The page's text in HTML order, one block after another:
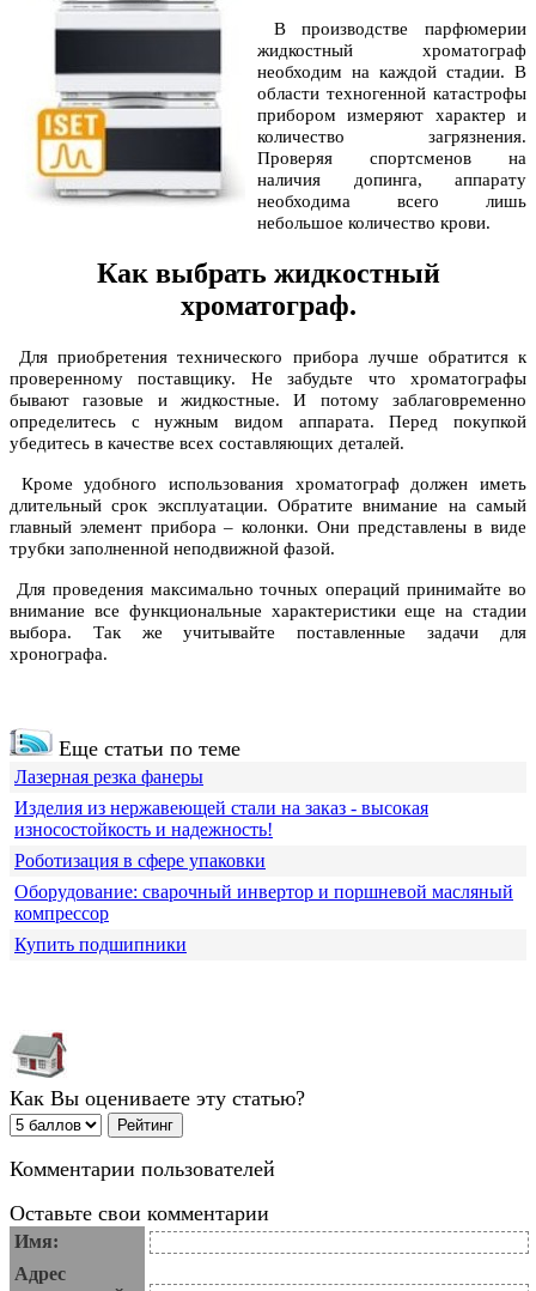
В производстве парфюмерии
жидкостный хроматограф
необходим на каждой стадии. В
области техногенной катастрофы
прибором измеряют характер и
количество загрязнения.
Проверяя спортсменов на
наличия допинга, аппарату
необходима всего лишь
небольшое количество крови.
Как выбрать жидкостный
хроматограф.
Для приобретения технического прибора лучше обратится к
проверенному поставщику. Не забудьте что хроматографы
бывают газовые и жидкостные. И потому заблаговременно
определитесь с нужным видом аппарата. Перед покупкой
убедитесь в качестве всех составляющих деталей.
Кроме удобного использования хроматограф должен иметь
длительный срок эксплуатации. Обратите внимание на самый
главный элемент прибора – колонки. Они представлены в виде
трубки заполненной неподвижной фазой.
Для проведения максимально точных операций принимайте во
внимание все функциональные характеристики еще на стадии
выбора. Так же учитывайте поставленные задачи для
хронографа.
Еще статьи по теме
Лазерная резка фанеры
Изделия из нержавеющей стали на заказ - высокая
износостойкость и надежность!
Роботизация в сфере упаковки
Оборудование: сварочный инвертор и поршневой масляный
компрессор
Купить подшипники
Как Вы оцениваете эту статью?
Комментарии пользователей
Оставьте свои комментарии
Имя:
Адрес